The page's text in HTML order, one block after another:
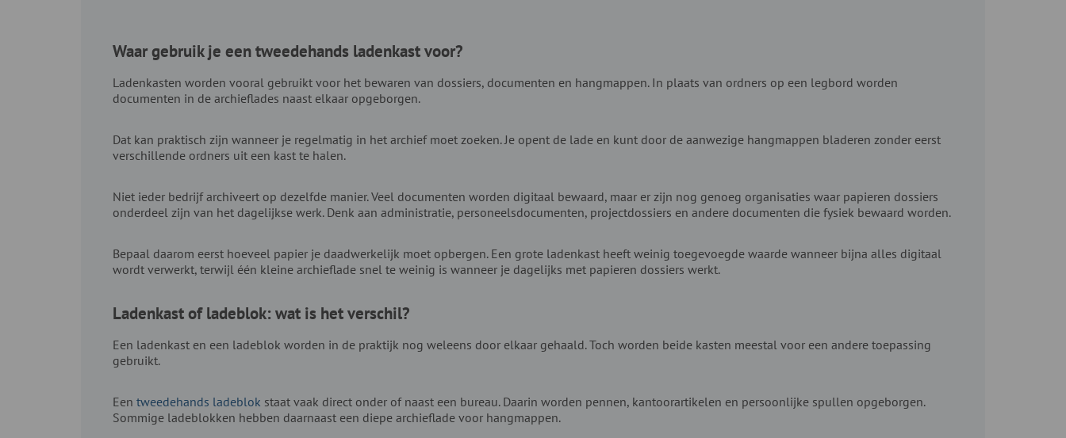
Waar gebruik je een tweedehands ladenkast voor?
Ladenkasten worden vooral gebruikt voor het bewaren van dossiers, documenten en hangmappen. In plaats van ordners op een legbord worden
documenten in de archieflades naast elkaar opgeborgen.
Dat kan praktisch zijn wanneer je regelmatig in het archief moet zoeken. Je opent de lade en kunt door de aanwezige hangmappen bladeren zonder eerst
verschillende ordners uit een kast te halen.
Niet ieder bedrijf archiveert op dezelfde manier. Veel documenten worden digitaal bewaard, maar er zijn nog genoeg organisaties waar papieren dossiers
onderdeel zijn van het dagelijkse werk. Denk aan administratie, personeelsdocumenten, projectdossiers en andere documenten die fysiek bewaard worden.
Bepaal daarom eerst hoeveel papier je daadwerkelijk moet opbergen. Een grote ladenkast heeft weinig toegevoegde waarde wanneer bijna alles digitaal
wordt verwerkt, terwijl één kleine archieflade snel te weinig is wanneer je dagelijks met papieren dossiers werkt.
Ladenkast of ladeblok: wat is het verschil?
Een ladenkast en een ladeblok worden in de praktijk nog weleens door elkaar gehaald. Toch worden beide kasten meestal voor een andere toepassing
gebruikt.
Een tweedehands ladeblok staat vaak direct onder of naast een bureau. Daarin worden pennen, kantoorartikelen en persoonlijke spullen opgeborgen.
Sommige ladeblokken hebben daarnaast een diepe archieflade voor hangmappen.